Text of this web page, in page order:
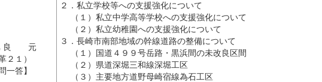
良 元
２１）
一答】
２．私立学校等への支援強化について
（１）私立中学高等学校への支援強化について
（２）私立幼稚園への支援強化について
３．長崎市南部地域の幹線道路の整備について
（１）国道４９９号岳路・黒浜間の未改良区間
（２）県道深堀三和線深堀工区
（３）主要地方道野母崎宿線為石工区